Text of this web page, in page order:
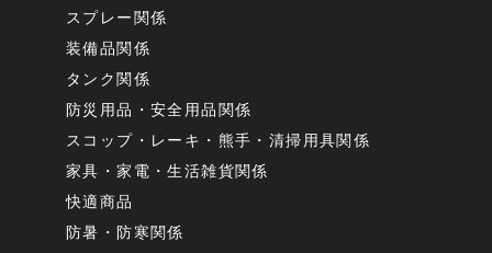
スプレー関係
装備品関係
タンク関係
防災用品・安全用品関係
スコップ・レーキ・熊手・清掃用具関係
家具・家電・生活雑貨関係
快適商品
防暑・防寒関係